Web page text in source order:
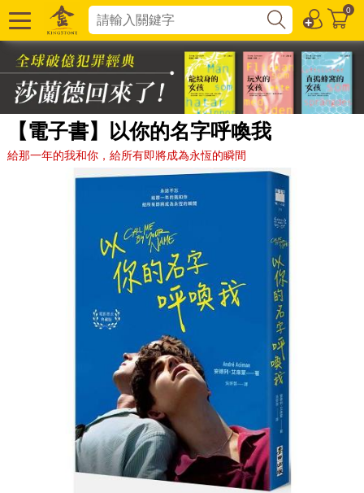
0
【電子書】以你的名字呼喚我
給那一年的我和你，給所有即將成為永恆的瞬間